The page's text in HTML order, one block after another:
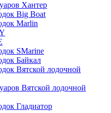
Хантер
Big Boat
Marlin
SMarine
Байкал
Вятской лодочной
Вятской лодочной
Гладиатор